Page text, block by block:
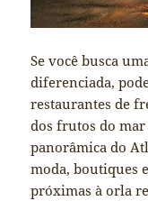
Se você busca
diferenciada,
restaurantes de
dos frutos do
panorâmica do
moda, boutiques
próximas à orla